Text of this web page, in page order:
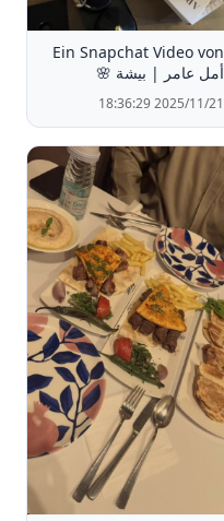
Ein Snapchat Video von
أمل عامر | بيشة 🌸
2025/11/21 18:36:29